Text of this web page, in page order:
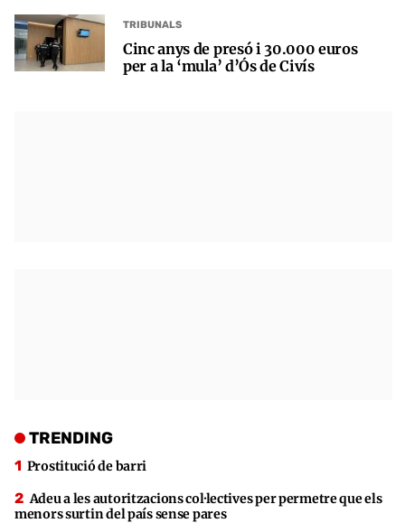
TRIBUNALS
Cinc anys de presó i 30.000 euros
per a la ‘mula’ d’Ós de Civís
TRENDING
Prostitució de barri
Adeu a les autoritzacions col·lectives per permetre que els
menors surtin del país sense pares